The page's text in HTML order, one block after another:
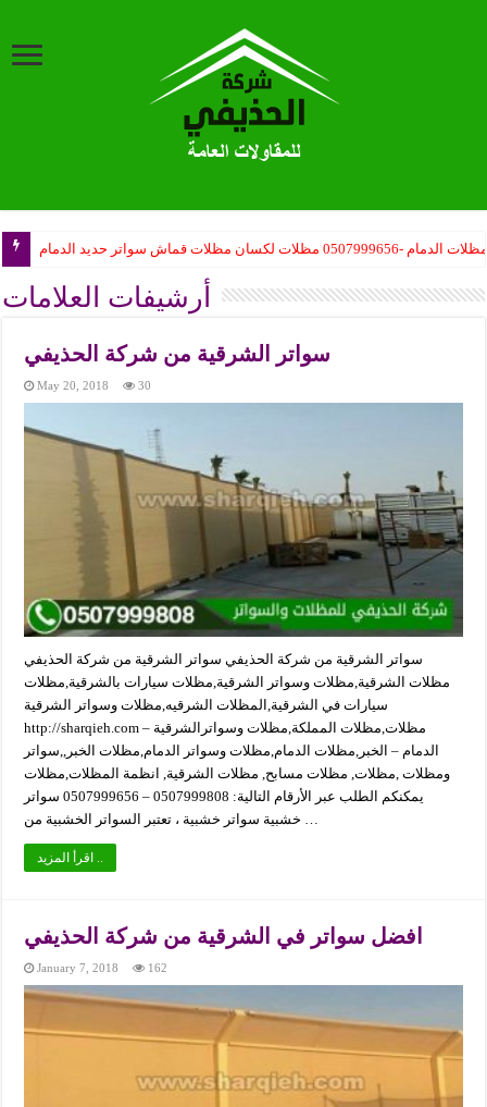
الدمام -0507999656 مظلات لكسان مظلات قماش سواتر حديد الدمام
أرشيفات العلامات
سواتر الشرقية من شركة الحذيفي
May 20, 2018 30
سواتر الشرقية من شركة الحذيفي سواتر الشرقية من شركة الحذيفي
مظلات الشرقية,مظلات وسواتر الشرقية,مظلات سيارات بالشرقية,مظلات
سيارات في الشرقية,المظلات الشرقيه,مظلات وسواتر الشرقية
http://sharqieh.com مظلات,مظلات المملكة,مظلات وسواترالشرقية –
الدمام – الخبر,مظلات الدمام,مظلات وسواتر الدمام,مظلات الخبر,,سواتر
ومظلات ,مظلات, مظلات مسابح, مظلات الشرقية, انظمة المظلات,مظلات
يمكنكم الطلب عبر الأرقام التالية: 0507999808 – 0507999656 سواتر
افضل سواتر في الشرقية من شركة الحذيفي
January 7, 2018 162